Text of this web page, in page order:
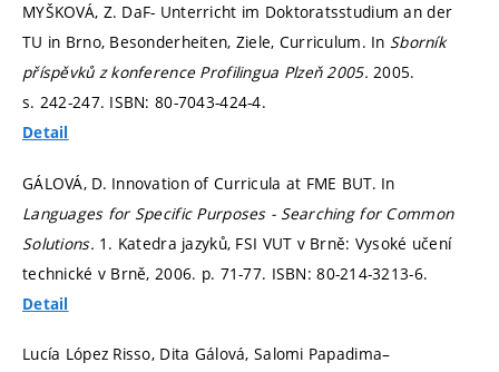
MYŠKOVÁ, Z. DaF- Unterricht im Doktoratsstudium an der
TU in Brno, Besonderheiten, Ziele, Curriculum. In Sborník
příspěvků z konference Profilingua Plzeň 2005.2005.
s. 242-247. ISBN: 80-7043-424-4.
Detail
GÁLOVÁ, D. Innovation of Curricula at FME BUT. In
Languages for Specific Purposes - Searching for Common
Solutions. 1. Katedra jazyků, FSI VUT v Brně: Vysoké učení
technické v Brně, 2006. p. 71-77. ISBN: 80-214-3213-6.
Detail
Lucía López Risso, Dita Gálová, Salomi Papadima–